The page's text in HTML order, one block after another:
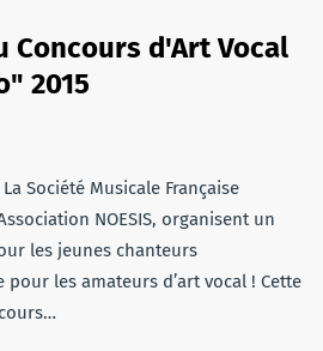
Concours d'Art Vocal
2015
Société Musicale Française
NOESIS, organisent un
les jeunes chanteurs
les amateurs d’art vocal ! Cette